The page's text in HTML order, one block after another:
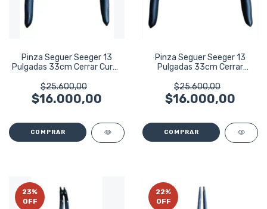
Pinza Seguer Seeger 13
Pulgadas 33cm Cerrar Curva
$25.600,00
$16.000,00
Pinza Seguer Seeger 13
Pulgadas 33cm Cerrar
$25.600,00
$16.000,00
23%
OFF
22%
OFF